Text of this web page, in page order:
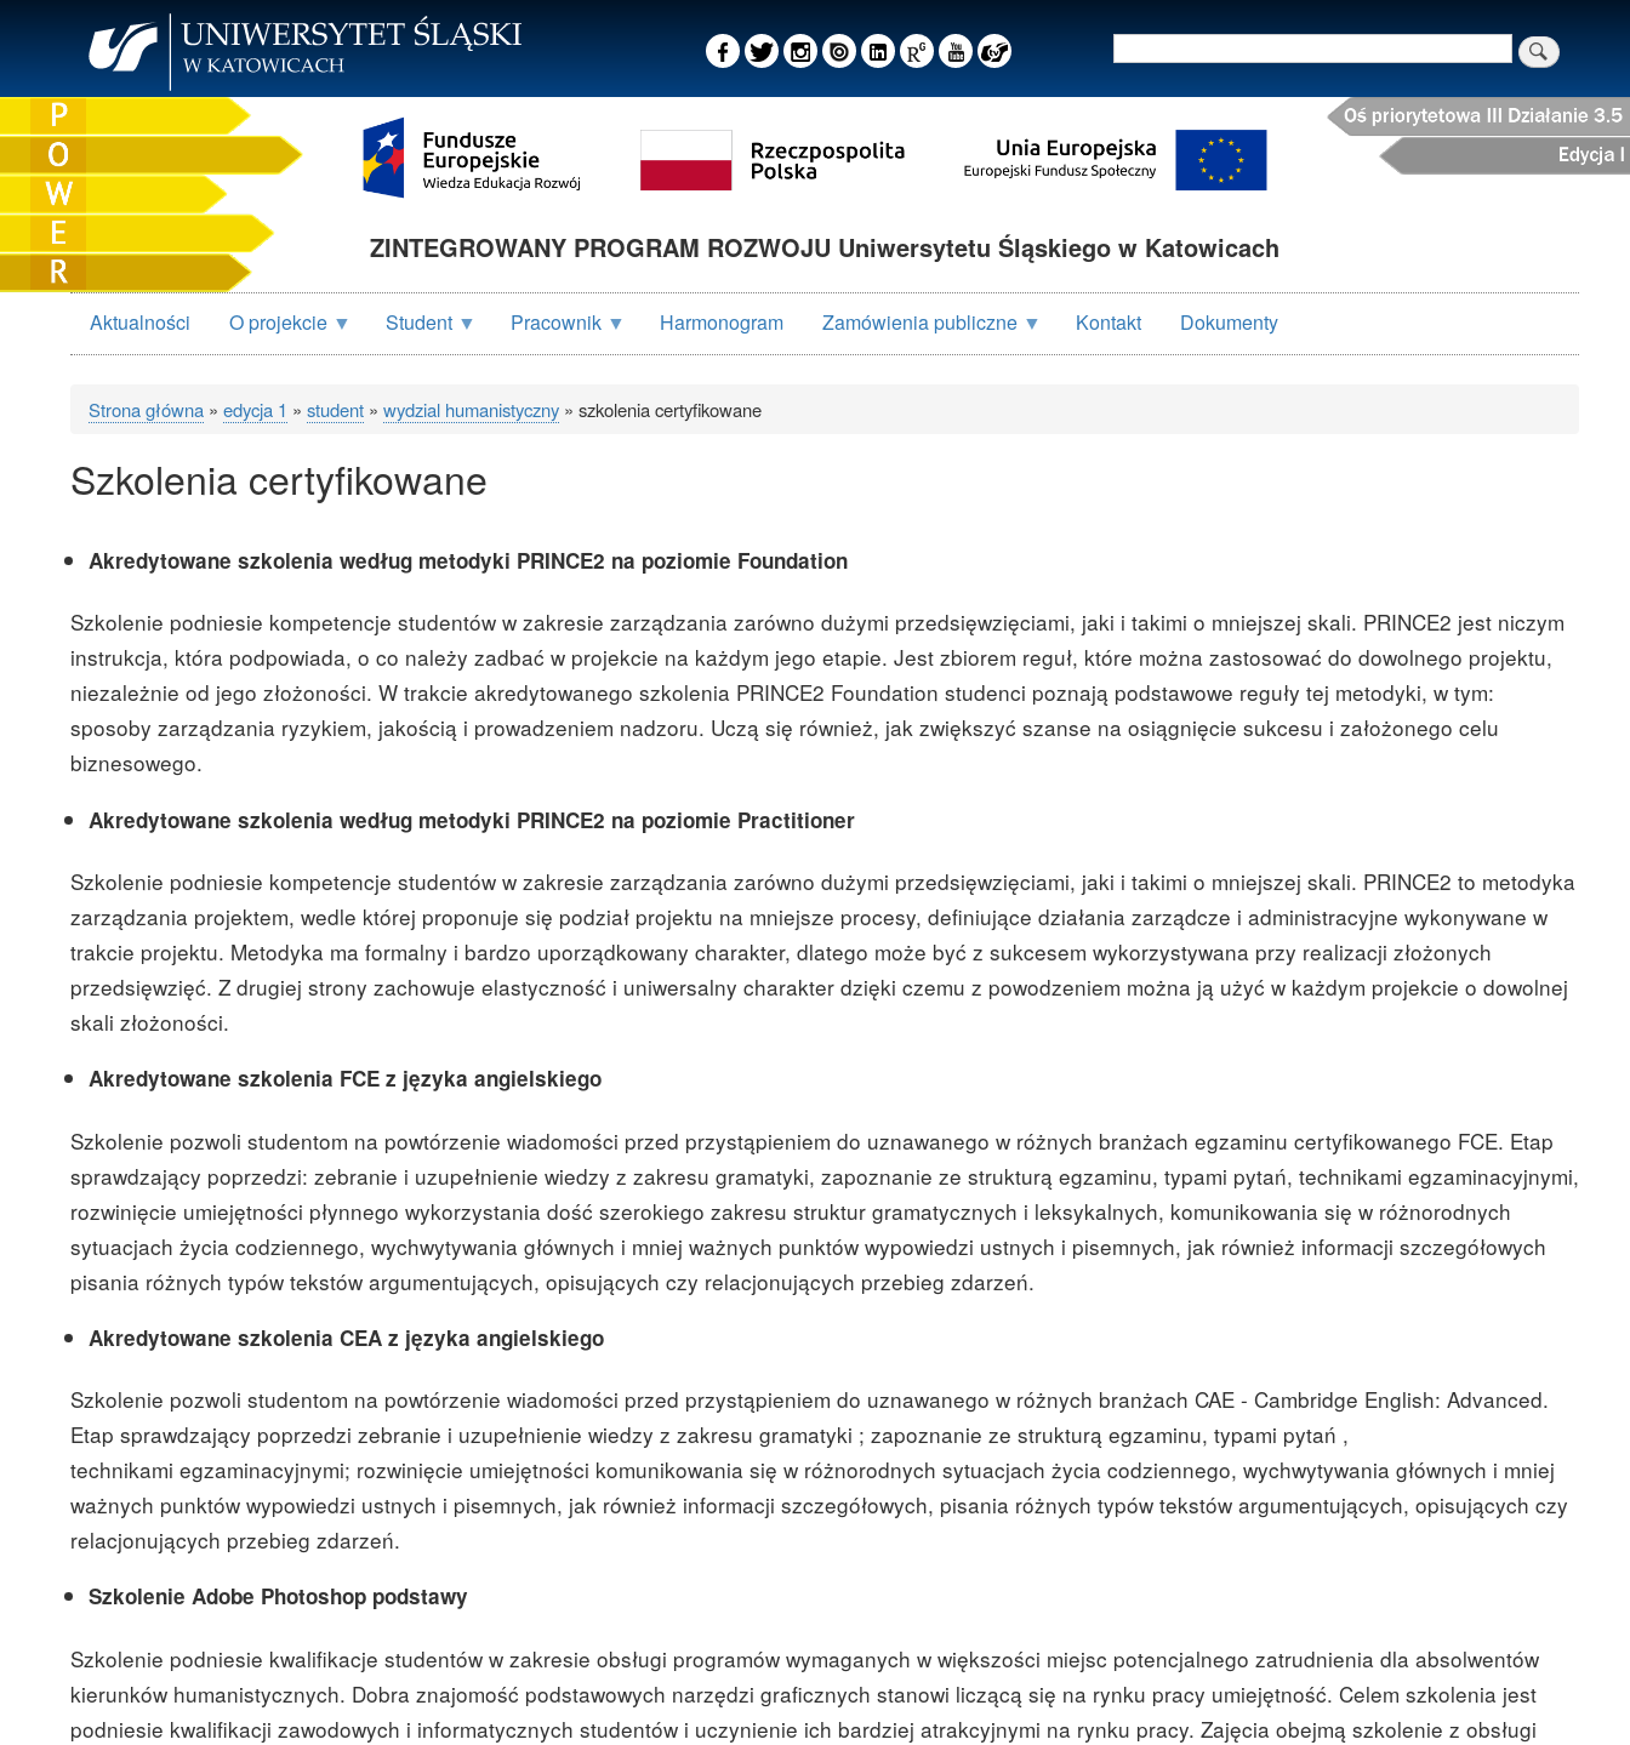
ZINTEGROWANY PROGRAM ROZWOJU Uniwersytetu Śląskiego w Katowicach
Aktualności O projekcie Student Pracownik Harmonogram Zamówienia publiczne Kontakt Dokumenty
Ścieżka
nawigacyjna
Strona główna edycja 1 student wydzial humanistyczny szkolenia certyfikowane
Szkolenia certyfikowane
Akredytowane szkolenia według metodyki PRINCE2 na poziomie Foundation
Szkolenie podniesie kompetencje studentów w zakresie zarządzania zarówno dużymi przedsięwzięciami, jaki i takimi o mniejszej skali. PRINCE2 jest niczym
instrukcja, która podpowiada, o co należy zadbać w projekcie na każdym jego etapie. Jest zbiorem reguł, które można zastosować do dowolnego projektu,
niezależnie od jego złożoności. W trakcie akredytowanego szkolenia PRINCE2 Foundation studenci poznają podstawowe reguły tej metodyki, w tym:
sposoby zarządzania ryzykiem, jakością i prowadzeniem nadzoru. Uczą się również, jak zwiększyć szanse na osiągnięcie sukcesu i założonego celu
biznesowego.
Akredytowane szkolenia według metodyki PRINCE2 na poziomie Practitioner
Szkolenie podniesie kompetencje studentów w zakresie zarządzania zarówno dużymi przedsięwzięciami, jaki i takimi o mniejszej skali. PRINCE2 to metodyka
zarządzania projektem, wedle której proponuje się podział projektu na mniejsze procesy, definiujące działania zarządcze i administracyjne wykonywane w
trakcie projektu. Metodyka ma formalny i bardzo uporządkowany charakter, dlatego może być z sukcesem wykorzystywana przy realizacji złożonych
przedsięwzięć. Z drugiej strony zachowuje elastyczność i uniwersalny charakter dzięki czemu z powodzeniem można ją użyć w każdym projekcie o dowolnej
skali złożoności.
Akredytowane szkolenia FCE z języka angielskiego
Szkolenie pozwoli studentom na powtórzenie wiadomości przed przystąpieniem do uznawanego w różnych branżach egzaminu certyfikowanego FCE. Etap
sprawdzający poprzedzi: zebranie i uzupełnienie wiedzy z zakresu gramatyki, zapoznanie ze strukturą egzaminu, typami pytań, technikami egzaminacyjnymi,
rozwinięcie umiejętności płynnego wykorzystania dość szerokiego zakresu struktur gramatycznych i leksykalnych, komunikowania się w różnorodnych
sytuacjach życia codziennego, wychwytywania głównych i mniej ważnych punktów wypowiedzi ustnych i pisemnych, jak również informacji szczegółowych
pisania różnych typów tekstów argumentujących, opisujących czy relacjonujących przebieg zdarzeń.
Akredytowane szkolenia CEA z języka angielskiego
Szkolenie pozwoli studentom na powtórzenie wiadomości przed przystąpieniem do uznawanego w różnych branżach CAE - Cambridge English: Advanced.
Etap sprawdzający poprzedzi zebranie i uzupełnienie wiedzy z zakresu gramatyki ; zapoznanie ze strukturą egzaminu, typami pytań ,
technikami egzaminacyjnymi; rozwinięcie umiejętności komunikowania się w różnorodnych sytuacjach życia codziennego, wychwytywania głównych i mniej
ważnych punktów wypowiedzi ustnych i pisemnych, jak również informacji szczegółowych, pisania różnych typów tekstów argumentujących, opisujących czy
relacjonujących przebieg zdarzeń.
Szkolenie Adobe Photoshop podstawy
Szkolenie podniesie kwalifikacje studentów w zakresie obsługi programów wymaganych w większości miejsc potencjalnego zatrudnienia dla absolwentów
kierunków humanistycznych. Dobra znajomość podstawowych narzędzi graficznych stanowi liczącą się na rynku pracy umiejętność. Celem szkolenia jest
podniesie kwalifikacji zawodowych i informatycznych studentów i uczynienie ich bardziej atrakcyjnymi na rynku pracy. Zajęcia obejmą szkolenie z obsługi